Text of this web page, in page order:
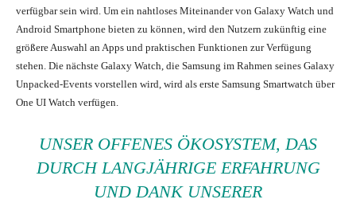
verfügbar sein wird. Um ein nahtloses Miteinander von Galaxy Watch und
Android Smartphone bieten zu können, wird den Nutzern zukünftig eine
größere Auswahl an Apps und praktischen Funktionen zur Verfügung
stehen. Die nächste Galaxy Watch, die Samsung im Rahmen seines Galaxy
Unpacked-Events vorstellen wird, wird als erste Samsung Smartwatch über
One UI Watch verfügen.
UNSER OFFENES ÖKOSYSTEM, DAS
DURCH LANGJÄHRIGE ERFAHRUNG
UND DANK UNSERER